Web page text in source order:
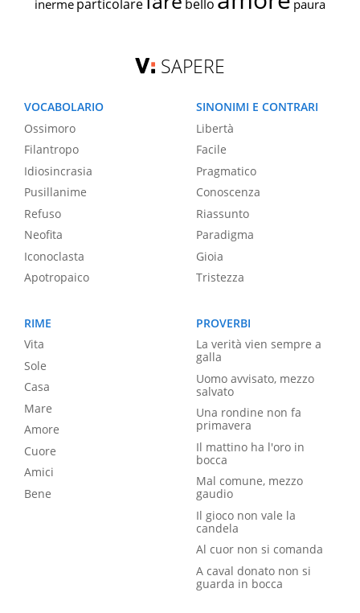
inerme particolare bello paura
SAPERE
VOCABOLARIO
Ossimoro
Filantropo
Idiosincrasia
Pusillanime
Refuso
Neofita
Iconoclasta
Apotropaico
SINONIMI E CONTRARI
Libertà
Facile
Pragmatico
Conoscenza
Riassunto
Paradigma
Gioia
Tristezza
RIME
Vita
Sole
Casa
Mare
Amore
Cuore
Amici
Bene
PROVERBI
La verità vien sempre a
galla
Uomo avvisato, mezzo
salvato
Una rondine non fa
primavera
Il mattino ha l'oro in
bocca
Mal comune, mezzo
gaudio
Il gioco non vale la
candela
Al cuor non si comanda
A caval donato non si
guarda in bocca